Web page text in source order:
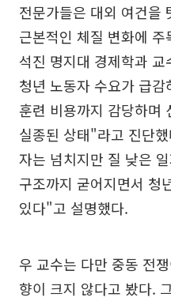
전문가들은 대외 여건을
근본적인 체질 변화에
석진 명지대 경제학과
청년 노동자 수요가 급
훈련 비용까지 감당하며
실종된 상태"라고 진단
자는 넘치지만 질 낮은
구조까지 굳어지면서 청
있다"고 설명했다.
우 교수는 다만 중동 전
향이 크지 않다고 봤다.